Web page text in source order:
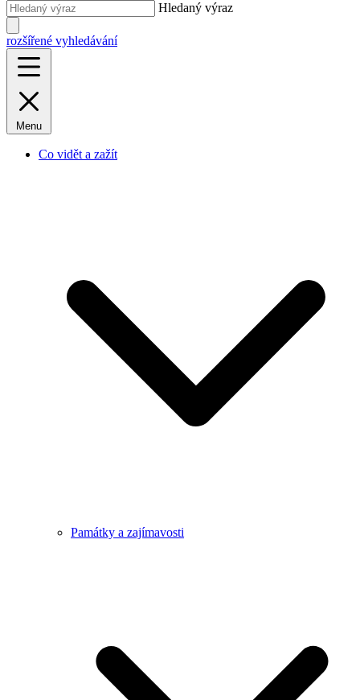
Hledaný výraz
rozšířené vyhledávání
Menu
Co vidět a zažít
Památky a zajímavosti